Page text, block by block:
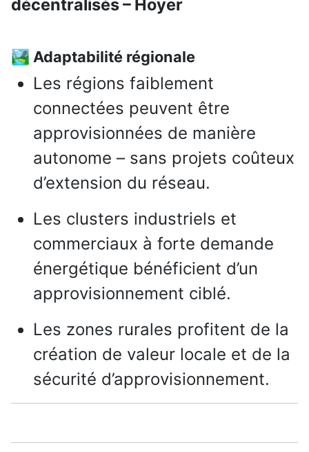
décentralisés – Hoyer
🏞️ Adaptabilité régionale
Les régions faiblement
connectées peuvent être
approvisionnées de manière
autonome – sans projets coûteux
d’extension du réseau.
Les clusters industriels et
commerciaux à forte demande
énergétique bénéficient d’un
approvisionnement ciblé.
Les zones rurales profitent de la
création de valeur locale et de la
sécurité d’approvisionnement.